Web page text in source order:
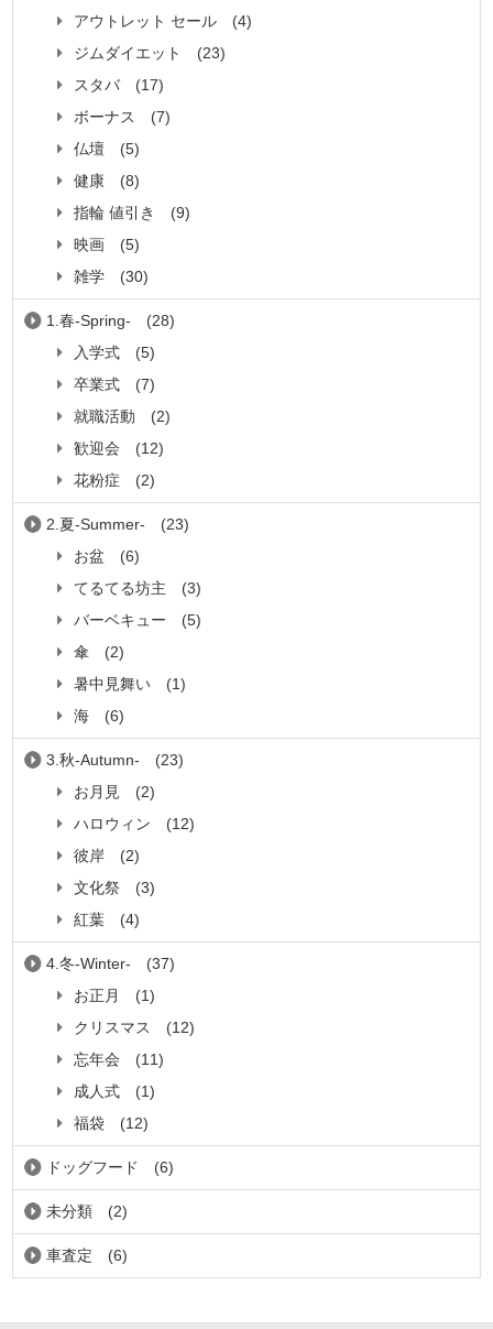
アウトレット セール
(4)
ジムダイエット
(23)
スタバ
(17)
ボーナス
(7)
仏壇
(5)
健康
(8)
指輪 値引き
(9)
映画
(5)
雑学
(30)
1.春-Spring-
(28)
入学式
(5)
卒業式
(7)
就職活動
(2)
歓迎会
(12)
花粉症
(2)
2.夏-Summer-
(23)
お盆
(6)
てるてる坊主
(3)
バーベキュー
(5)
傘
(2)
暑中見舞い
(1)
海
(6)
3.秋-Autumn-
(23)
お月見
(2)
ハロウィン
(12)
彼岸
(2)
文化祭
(3)
紅葉
(4)
4.冬-Winter-
(37)
お正月
(1)
クリスマス
(12)
忘年会
(11)
成人式
(1)
福袋
(12)
ドッグフード (6)
未分類 (2)
車査定 (6)